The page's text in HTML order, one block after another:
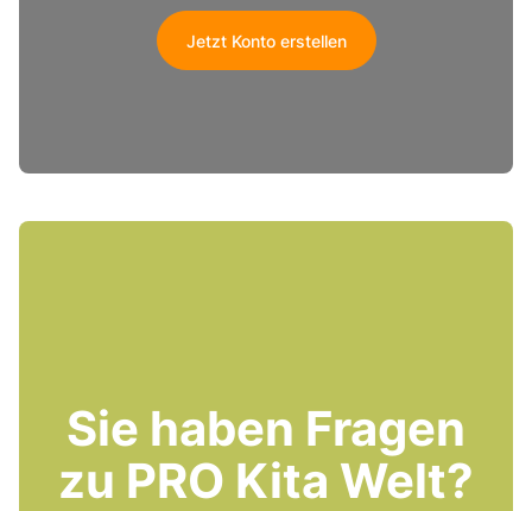
Jetzt Konto erstellen
Sie haben Fragen
zu PRO Kita Welt?